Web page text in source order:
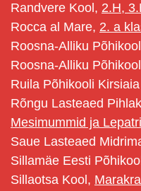
Randvere Kool, 2.H,
Rocca al Mare, 2. a
Roosna-Alliku
Roosna-Alliku
Ruila Põhikooli
Rõngu Lasteaed
Mesimummid ja
Saue Lasteaed
Sillamäe Eesti
Sillaotsa Kool,